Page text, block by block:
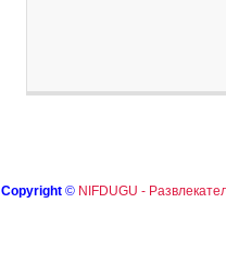
Copyright © NIFDUGU -